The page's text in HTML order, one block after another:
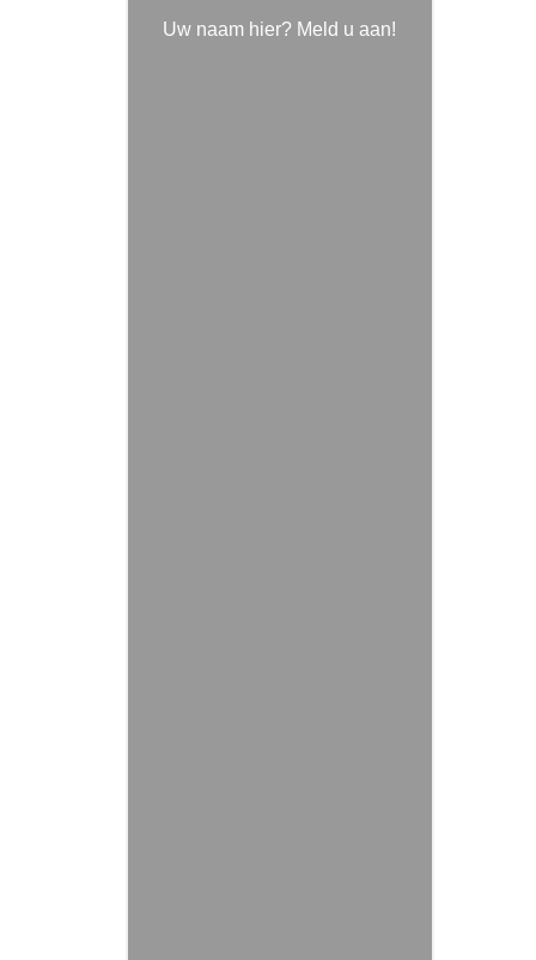
Uw naam hier? Meld u aan!